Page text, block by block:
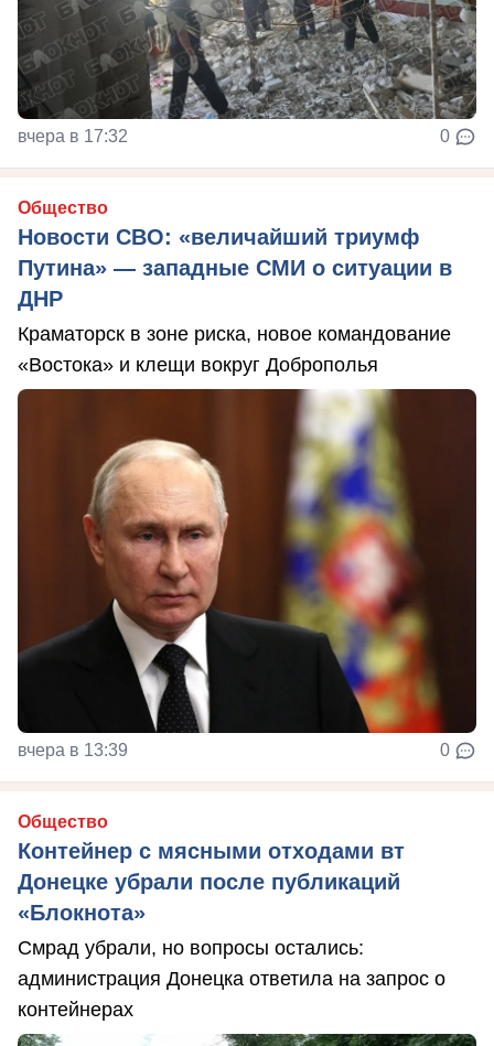
вчера в 17:32 0
Общество
Новости СВО: «величайший триумф
Путина» — западные СМИ о ситуации в
ДНР
Краматорск в зоне риска, новое командование
«Востока» и клещи вокруг Доброполья
вчера в 13:39 0
Общество
Контейнер с мясными отходами вт
Донецке убрали после публикаций
«Блокнота»
Смрад убрали, но вопросы остались:
администрация Донецка ответила на запрос о
контейнерах